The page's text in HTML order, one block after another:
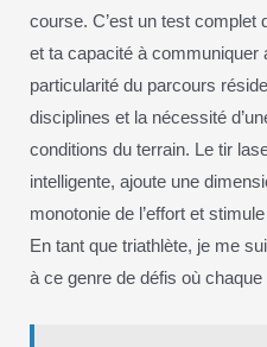
course. C’est un test complet
et ta capacité à communiquer
particularité du parcours
disciplines et la nécessité
conditions du terrain. Le tir
intelligente, ajoute une
monotonie de l’effort et
En tant que triathlète, je me
à ce genre de défis où